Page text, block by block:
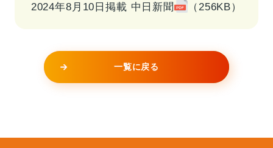
2024年8月10日掲載 中日新聞 （256KB）
一覧に戻る